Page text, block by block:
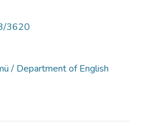
3620
/ Department of English